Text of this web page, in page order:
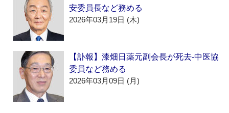
安委員長など務める
2026年03月19日 (木)
【訃報】漆畑日薬元副会長が死去‐中医協
委員など務める
2026年03月09日 (月)